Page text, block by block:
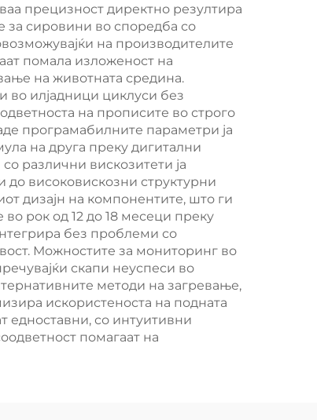
машина за пенски
пломби, машина за
правење на
полиуретан пломби
прецизност директно резултира
за сировини во споредба со
на производителите
помала изложеност на
на животната средина.
во илјадници циклуси без
на прописите во строго
програмабилните параметри ја
на друга преку дигитални
различни вискозитети ја
до високовискозни структурни
дизајн на компонентите, што ги
рок од 12 до 18 месеци преку
без проблеми со
Можностите за мониторинг во
скапи неуспеси во
методи на загревање,
искористеноста на подната
едноставни, со интуитивни
помагаат на